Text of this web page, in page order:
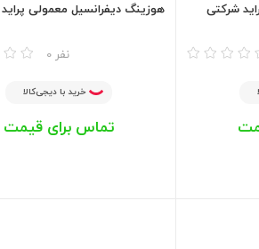
شرکتی هوزینگ دیفرانسیل معمولی
0 نفر
خرید با دیجی‌کالا
تماس برای قیمت